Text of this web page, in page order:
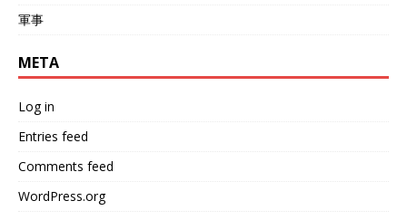
軍事
META
Log in
Entries feed
Comments feed
WordPress.org